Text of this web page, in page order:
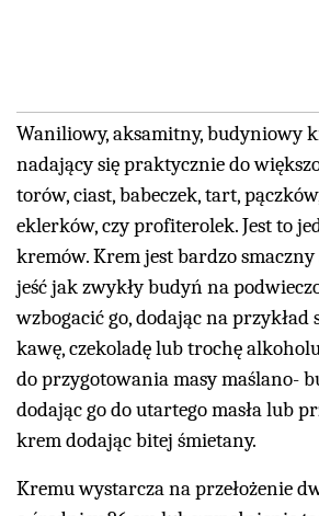
Waniliowy, aksamitny, budyniowy
nadający się praktycznie do
torów, ciast, babeczek, tart,
eklerków, czy profiterolek. Jest to
kremów. Krem jest bardzo smaczny
jeść jak zwykły budyń na
wzbogacić go, dodając na przykład
kawę, czekoladę lub trochę
do przygotowania masy maślano-
dodając go do utartego masła lub
krem dodając bitej śmietany.
Kremu wystarcza na przełożenie